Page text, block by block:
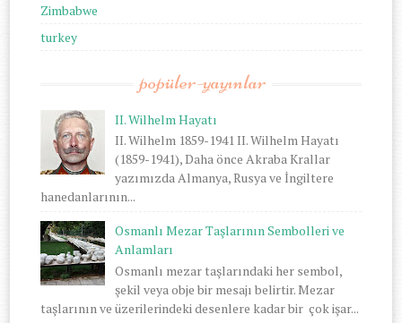
Zimbabwe
turkey
popüler-yayınlar
II. Wilhelm Hayatı
II. Wilhelm 1859-1941 II. Wilhelm Hayatı
(1859-1941), Daha önce Akraba Krallar
yazımızda Almanya, Rusya ve İngiltere
hanedanlarının...
Osmanlı Mezar Taşlarının Sembolleri ve
Anlamları
Osmanlı mezar taşlarındaki her sembol,
şekil veya obje bir mesajı belirtir. Mezar
taşlarının ve üzerilerindeki desenlere kadar bir çok işar...